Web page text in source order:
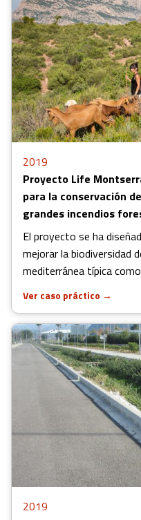
2019
Proyecto Life
para la conservación
grandes incendios
El proyecto se ha
mejorar la biodiversidad
mediterránea típica
Ver caso práctico →
2019